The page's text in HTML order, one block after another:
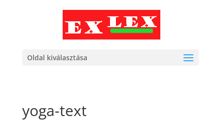
Oldal kiválasztása
yoga-text